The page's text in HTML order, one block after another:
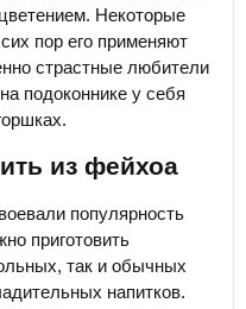
Некоторые
пор его применяют
страстные любители
подоконнике у себя
из фейхоа
популярность
приготовить
так и обычных
напитков.